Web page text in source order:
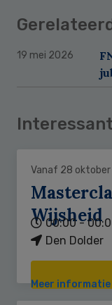
19 mei 2026
Vanaf 28
Wijsheid
00:00 -
Den Dolder
Meer informatie